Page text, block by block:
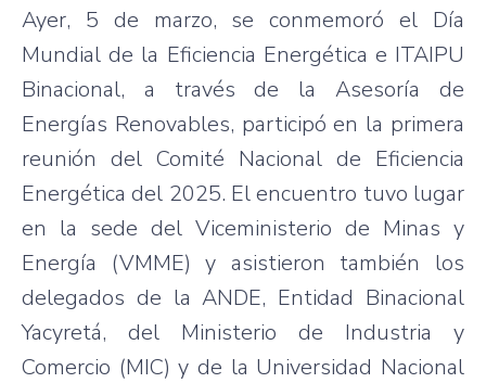
Ayer, 5 de marzo, se conmemoró el Día
Mundial de la Eficiencia Energética e ITAIPU
Binacional, a través de la Asesoría de
Energías Renovables, participó en la primera
reunión del Comité Nacional de Eficiencia
Energética del 2025. El encuentro tuvo lugar
en la sede del Viceministerio de Minas y
Energía (VMME) y asistieron también los
delegados de la ANDE, Entidad Binacional
Yacyretá, del Ministerio de Industria y
Comercio (MIC) y de la Universidad Nacional